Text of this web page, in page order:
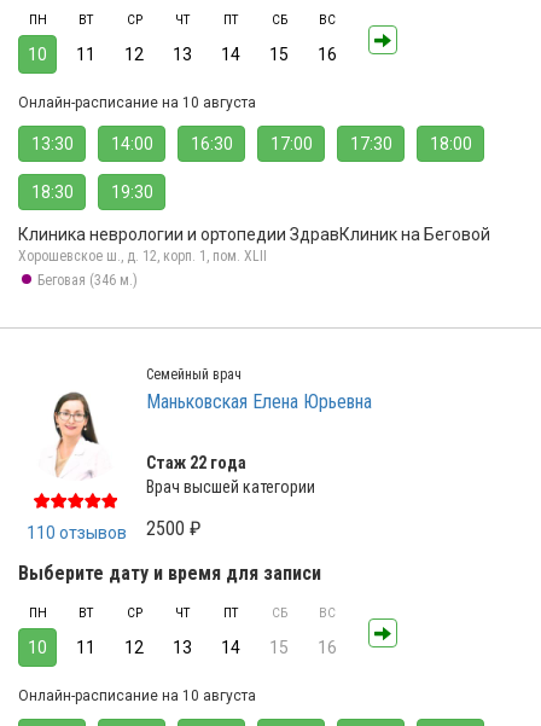
ПН
10
ВТ
11
СР
12
ЧТ
13
ПТ
14
СБ
15
ВС
16
Онлайн-расписание на 10 августа
13:30 14:00 16:30 17:00 17:30 18:00
18:30 19:30
Клиника неврологии и ортопедии ЗдравКлиник на Беговой
Хорошевское ш., д. 12, корп. 1, пом. XLII
Беговая (346 м.)
110 отзывов
Семейный врач
Маньковская Елена Юрьевна
Стаж 22 года
Врач высшей категории
2500 ₽
Выберите дату и время для записи
ПН
10
ВТ
11
СР
12
ЧТ
13
ПТ
14
СБ
15
ВС
16
Онлайн-расписание на 10 августа